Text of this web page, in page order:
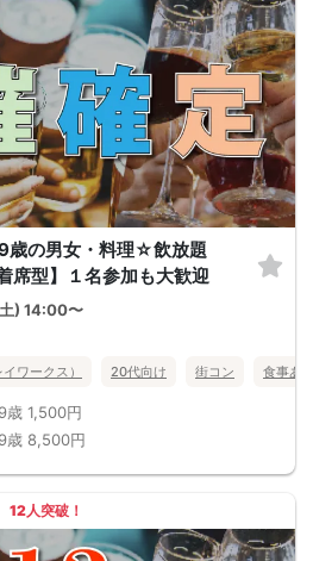
歳の男女・料理☆飲放題
席型】１名参加も大歓迎
) 14:00〜
ワークス） 20代向け 街コン 食事あ
歳 1,500円
歳 8,500円
12人突破！